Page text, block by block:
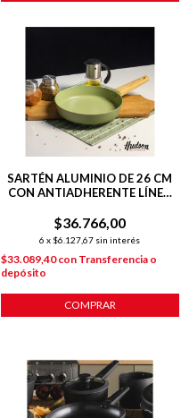
SARTÉN ALUMINIO DE 26 CM
CON ANTIADHERENTE LÍNEA
$36.766,00
6 x $6.127,67 sin interés
$33.089,40con Transferencia o
depósito
COMPRAR